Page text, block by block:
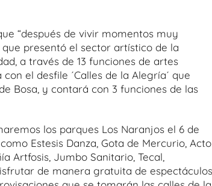
“después de vivir momentos muy
presentó el sector artístico de la
a través de 13 funciones de artes
el desfile ´Calles de la Alegría´ que
Bosa, y contará con 3 funciones de las
los parques Los Naranjos el 6 de
Estesis Danza, Gota de Mercurio, Acto
Artfosis, Jumbo Sanitario, Tecal,
de manera gratuita de espectáculos